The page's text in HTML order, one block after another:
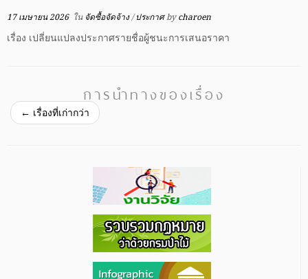
17 เมษายน 2026ใน จัดซื้อจัดจ้าง/ประกาศbycharoen
เรื่อง เปลี่ยนแปลงประกาศรายชื่อผู้ชนะการเสนอราคา
การนำทางของเรื่อง
← เรื่องที่เก่ากว่า